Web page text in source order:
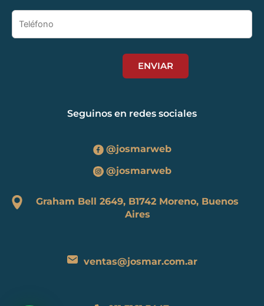
Seguinos en redes sociales
@josmarweb
@josmarweb
Graham Bell 2649, B1742 Moreno, Buenos
Aires
ventas@josmar.com.ar